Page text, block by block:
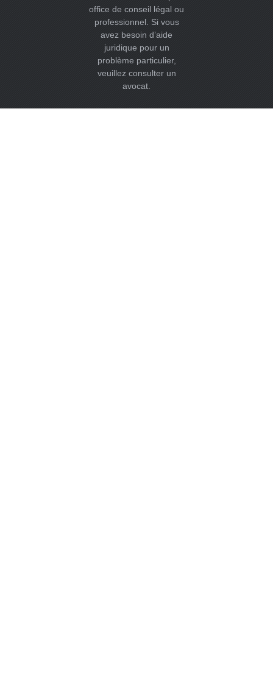
office de conseil légal ou
professionnel. Si vous
avez besoin d’aide
juridique pour un
problème particulier,
veuillez consulter un
avocat.